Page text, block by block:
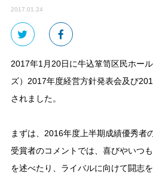
2017.01.24
2017年1月20日に牛込箪笥区民ホー
ズ）2017年度経営方針発表会及び
されました。
まずは、2016年度上半期成績優秀者
受賞者のコメントでは、喜びやいつ
を述べたり、ライバルに向けて闘志